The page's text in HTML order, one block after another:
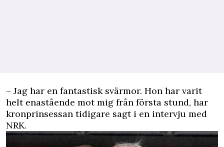
– Jag har en fantastisk svärmor. Hon har varit
helt enastående mot mig från första stund, har
kronprinsessan tidigare sagt i en intervju med
NRK.